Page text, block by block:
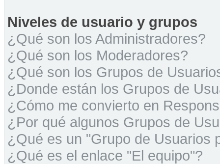
Niveles de usuario y grupos
¿Qué son los Administradores?
¿Qué son los Moderadores?
¿Qué son los Grupos de
¿Donde están los Grupos de
¿Cómo me convierto en
¿Por qué algunos Grupos de
¿Qué es un "Grupo de Usuarios
¿Qué es el enlace "El equipo"?